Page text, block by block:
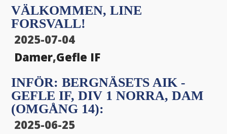
VÄLKOMMEN, LINE
FORSVALL!
2025-07-04
Damer,Gefle IF
INFÖR: BERGNÄSETS AIK -
GEFLE IF, DIV 1 NORRA, DAM
(OMGÅNG 14):
2025-06-25